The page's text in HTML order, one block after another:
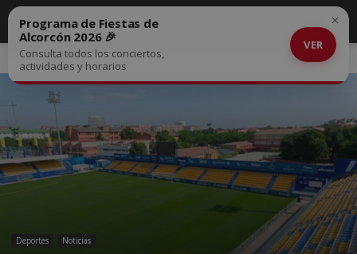
Inicio Deportes
Deportes Noticias
Programa de Fiestas de
Alcorcón 2026 🎉
Consulta todos los conciertos,
actividades y horarios
VER
×